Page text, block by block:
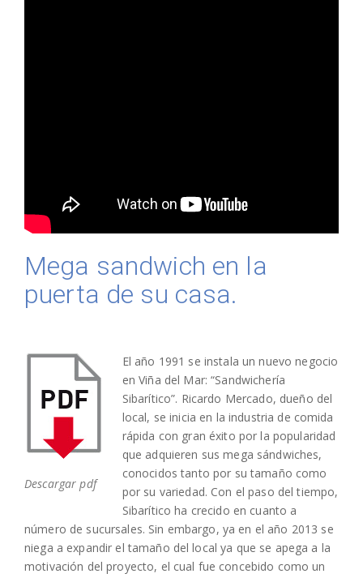
Mega sandwich en la
puerta de su casa.
Descargar pdf
El año 1991 se instala un nuevo negocio
en Viña del Mar: “Sandwichería
Sibarítico”. Ricardo Mercado, dueño del
local, se inicia en la industria de comida
rápida con gran éxito por la popularidad
que adquieren sus mega sándwiches,
conocidos tanto por su tamaño como
por su variedad. Con el paso del tiempo,
Sibarítico ha crecido en cuanto a
número de sucursales. Sin embargo, ya en el año 2013 se
niega a expandir el tamaño del local ya que se apega a la
motivación del proyecto, el cual fue concebido como un